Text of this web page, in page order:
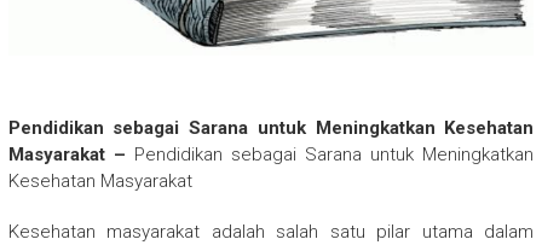
Pendidikan sebagai Sarana untuk Meningkatkan Kesehatan
Masyarakat – Pendidikan sebagai Sarana untuk Meningkatkan
Kesehatan Masyarakat
Kesehatan masyarakat adalah salah satu pilar utama dalam